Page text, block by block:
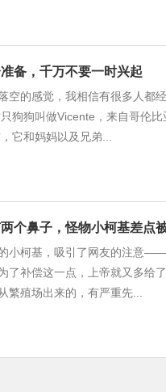
备，千万不要一时兴起
空的感觉，我相信有很多人都
狗狗叫做Vicente，来自哥伦
它和妈妈以及兄弟...
个鼻子，怪物小柯基差点
小柯基，吸引了网友的注意
了补偿这一点，上帝就又多给
繁殖场出来的，有严重先...